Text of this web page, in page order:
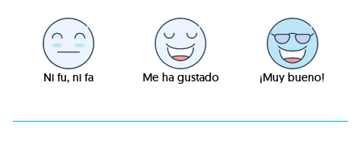
Ni fu, ni fa Me ha gustado ¡Muy bueno!